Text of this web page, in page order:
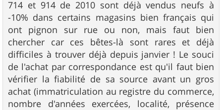
714 et 914 de 2010 sont déjà vendus neufs à
-10% dans certains magasins bien français qui
ont pignon sur rue ou non, mais faut bien
chercher car ces bêtes-là sont rares et déjà
difficiles à trouver déjà depuis janvier ! Le souci
de l'achat par correspondance est qu'il faut bien
vérifier la fiabilité de sa source avant un gros
achat (immatriculation au registre du commerce,
nombre d'années exercées, localité, présence